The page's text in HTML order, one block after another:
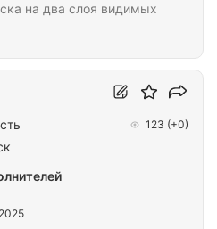
на два слоя видимых
123 (+0)